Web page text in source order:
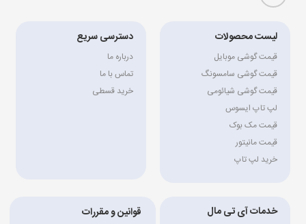
لیست محصولات
قیمت گوشی موبایل
قیمت گوشی سامسونگ
قیمت گوشی شیائومی
لپ تاپ ایسوس
قیمت مک بوک
قیمت مانیتور
خرید لپ تاپ
دسترسی سریع
درباره ما
تماس با ما
خرید قسطی
خدمات آی تی مال قوانین و مقررات